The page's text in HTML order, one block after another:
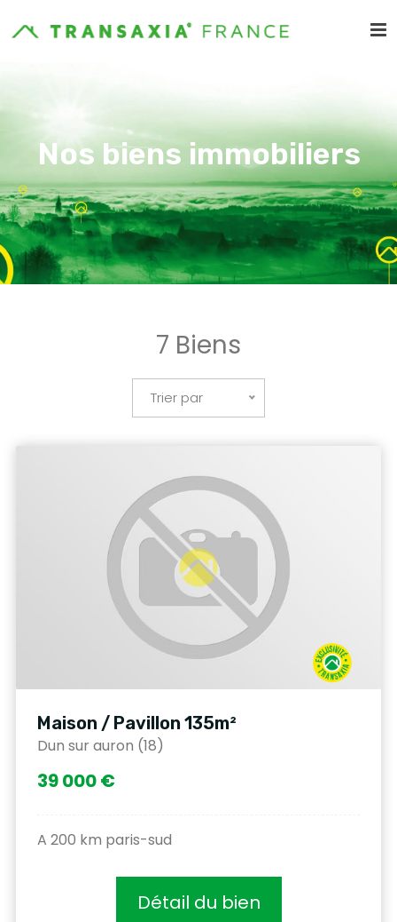
Nos biens immobiliers
7 Biens
Trier par
Maison / Pavillon 135m²
Dun sur auron (18)
39 000 €
A 200 km paris-sud
Détail du bien